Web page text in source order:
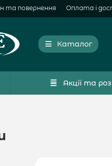
та повернення Оплата і
Каталог
Акції та